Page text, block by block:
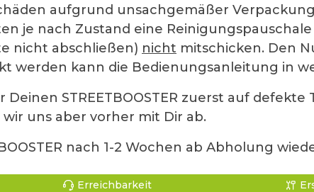
aufgrund unsachgemäßer
je nach Zustand eine
nicht abschließen) nicht mitschicken. Den
werden kann die Bedienungsanleitung in
STREETBOOSTER zuerst auf
uns aber vorher mit Dir ab.
nach 1-2 Wochen ab Abholung
Erreichbarkeit